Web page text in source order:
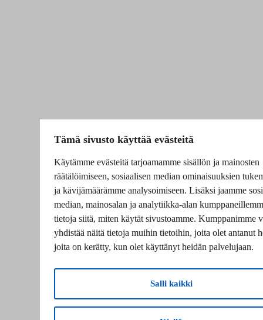
Tämä sivusto käyttää evästeitä
Käytämme evästeitä tarjoamamme sisällön ja mainosten
räätälöimiseen, sosiaalisen median ominaisuuksien
ja kävijämäärämme analysoimiseen. Lisäksi jaamme
median, mainosalan ja analytiikka-alan
tietoja siitä, miten käytät sivustoamme. Kumppanimme
yhdistää näitä tietoja muihin tietoihin, joita olet antanut
joita on kerätty, kun olet käyttänyt heidän palvelujaan.
Salli kaikki